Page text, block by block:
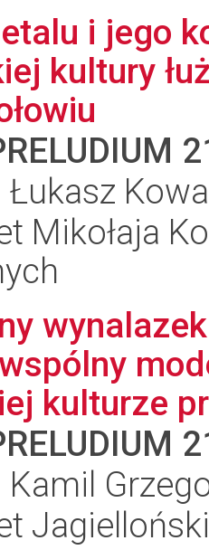
i jego
kultury
Mikołaja
kulturze